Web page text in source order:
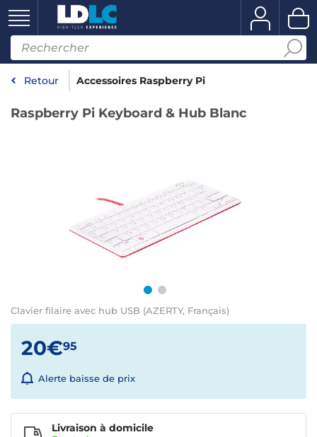
Retour Accessoires Raspberry Pi
Raspberry Pi Keyboard & Hub Blanc
Clavier filaire avec hub USB (AZERTY, Français)
20€95
Alerte baisse de prix
Livraison à domicile